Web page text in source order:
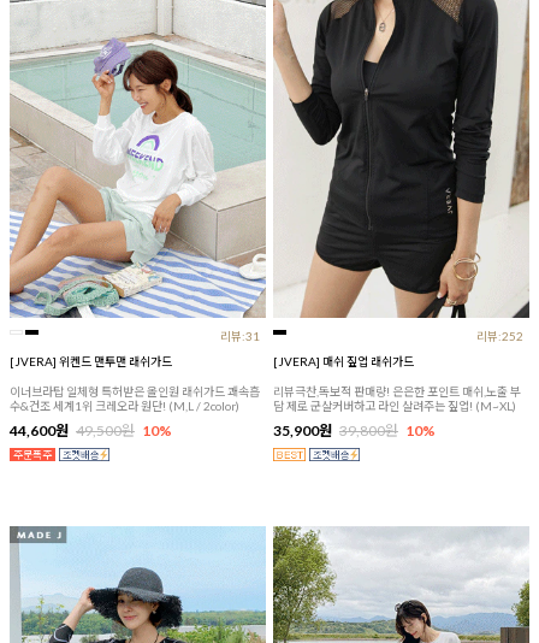
리뷰:31
[JVERA] 위켄드 맨투맨 래쉬가드
이너브라탑 일체형 특허받은 올인원 래쉬가드 쾌속흡
수&건조 세계1위 크레오라 원단! (M,L / 2color)
44,600원 49,500원 10%
리뷰:252
[JVERA] 매쉬 짚업 래쉬가드
리뷰극찬,독보적 판매량! 은은한 포인트 매쉬,노출 부
담 제로 군살커버하고 라인 살려주는 짚업! (M~XL)
35,900원 39,800원 10%